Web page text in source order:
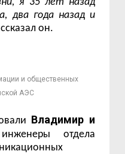
два года назад и
он.
и общественных
АЭС
Владимир и
отдела